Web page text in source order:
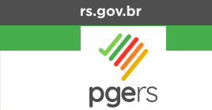
para
Início
menu